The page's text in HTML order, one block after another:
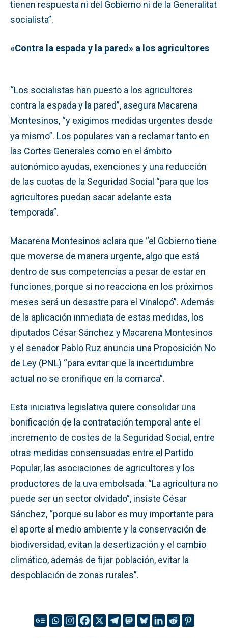
tienen respuesta ni del Gobierno ni de la Generalitat
socialista”.
«Contra la espada y la pared» a los agricultores
“Los socialistas han puesto a los agricultores
contra la espada y la pared”, asegura Macarena
Montesinos, “y exigimos medidas urgentes desde
ya mismo”. Los populares van a reclamar tanto en
las Cortes Generales como en el ámbito
autonómico ayudas, exenciones y una reducción
de las cuotas de la Seguridad Social “para que los
agricultores puedan sacar adelante esta
temporada”.
Macarena Montesinos aclara que “el Gobierno tiene
que moverse de manera urgente, algo que está
dentro de sus competencias a pesar de estar en
funciones, porque si no reacciona en los próximos
meses será un desastre para el Vinalopó”. Además
de la aplicación inmediata de estas medidas, los
diputados César Sánchez y Macarena Montesinos
y el senador Pablo Ruz anuncia una Proposición No
de Ley (PNL) “para evitar que la incertidumbre
actual no se cronifique en la comarca”.
Esta iniciativa legislativa quiere consolidar una
bonificación de la contratación temporal ante el
incremento de costes de la Seguridad Social, entre
otras medidas consensuadas entre el Partido
Popular, las asociaciones de agricultores y los
productores de la uva embolsada. “La agricultura no
puede ser un sector olvidado”, insiste César
Sánchez, “porque su labor es muy importante para
el aporte al medio ambiente y la conservación de
biodiversidad, evitan la desertización y el cambio
climático, además de fijar población, evitar la
despoblación de zonas rurales”.